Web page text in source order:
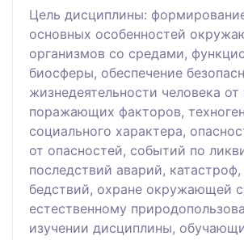
Цель дисциплины:
основных особенностей
организмов со средами,
биосферы, обеспечение
жизнедеятельности человека
поражающих факторов,
социального характера,
от опасностей, событий по
последствий аварий,
бедствий, охране окружающей
естественному
изучении дисциплины,